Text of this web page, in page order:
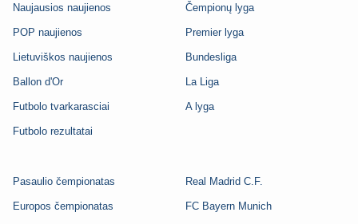
Naujausios naujienos
POP naujienos
Lietuviškos naujienos
Ballon d'Or
Futbolo tvarkarasciai
Futbolo rezultatai
Čempionų lyga
Premier lyga
Bundesliga
La Liga
A lyga
Pasaulio čempionatas
Europos čempionatas
Real Madrid C.F.
FC Bayern Munich